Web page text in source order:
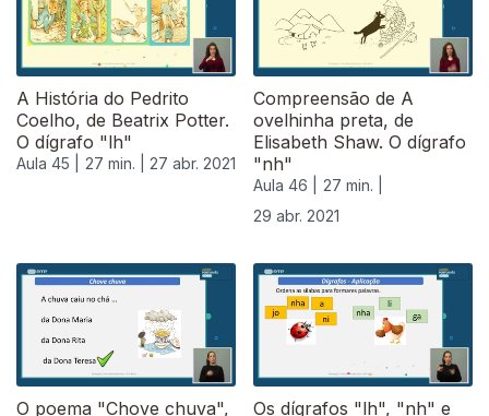
A História do Pedrito
Coelho, de Beatrix Potter.
O dígrafo "lh"
Aula 45 | 27 min. | 27 abr. 2021
Compreensão de A
ovelhinha preta, de
Elisabeth Shaw. O dígrafo
"nh"
Aula 46 |
27 min. |
29 abr. 2021
O poema "Chove chuva",
Os dígrafos "lh", "nh" e
542032